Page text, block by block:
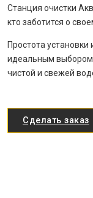
Станция очистки
кто заботится о
Простота
идеальным
чистой и свежей
Сделать заказ